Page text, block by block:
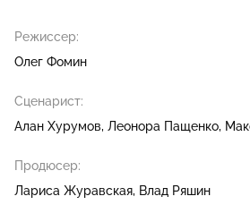
Режиссер:
Олег Фомин
Сценарист:
Алан Хурумов Леонора Пащенко
Продюсер:
Лариса Журавская Влад Ряшин